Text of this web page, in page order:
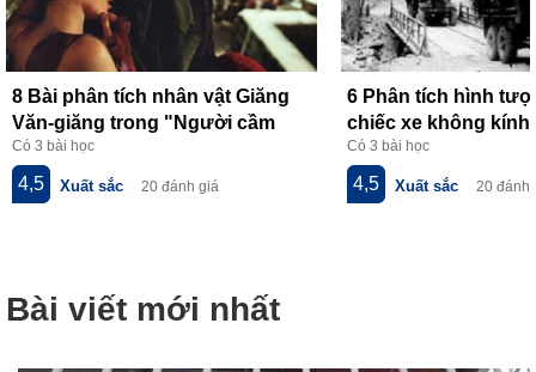
8 Bài phân tích nhân vật Giăng
Văn-giăng trong "Người cầm
quyền khôi phục uy quyền" của
V.Huy-gô
Có 3 bài học
4,5 Xuất sắc 20 đánh giá
6 Phân tích hình
chiếc xe không
thơ về tiểu đội xe
của Phạm Tiến Duật
Có 3 bài học
4,5 Xuất sắc 20 đánh
Bài viết mới nhất